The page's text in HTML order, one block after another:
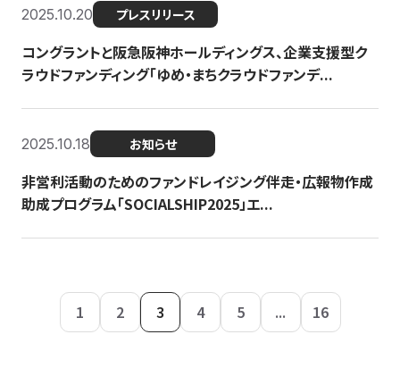
2025.10.20 プレスリリース
コングラントと阪急阪神ホールディングス、企業支援型ク
ラウドファンディング「ゆめ・まちクラウドファンデ...
2025.10.18 お知らせ
非営利活動のためのファンドレイジング伴走・広報物作成
助成プログラム「SOCIALSHIP2025」エ...
1 2 3 4 5 ... 16